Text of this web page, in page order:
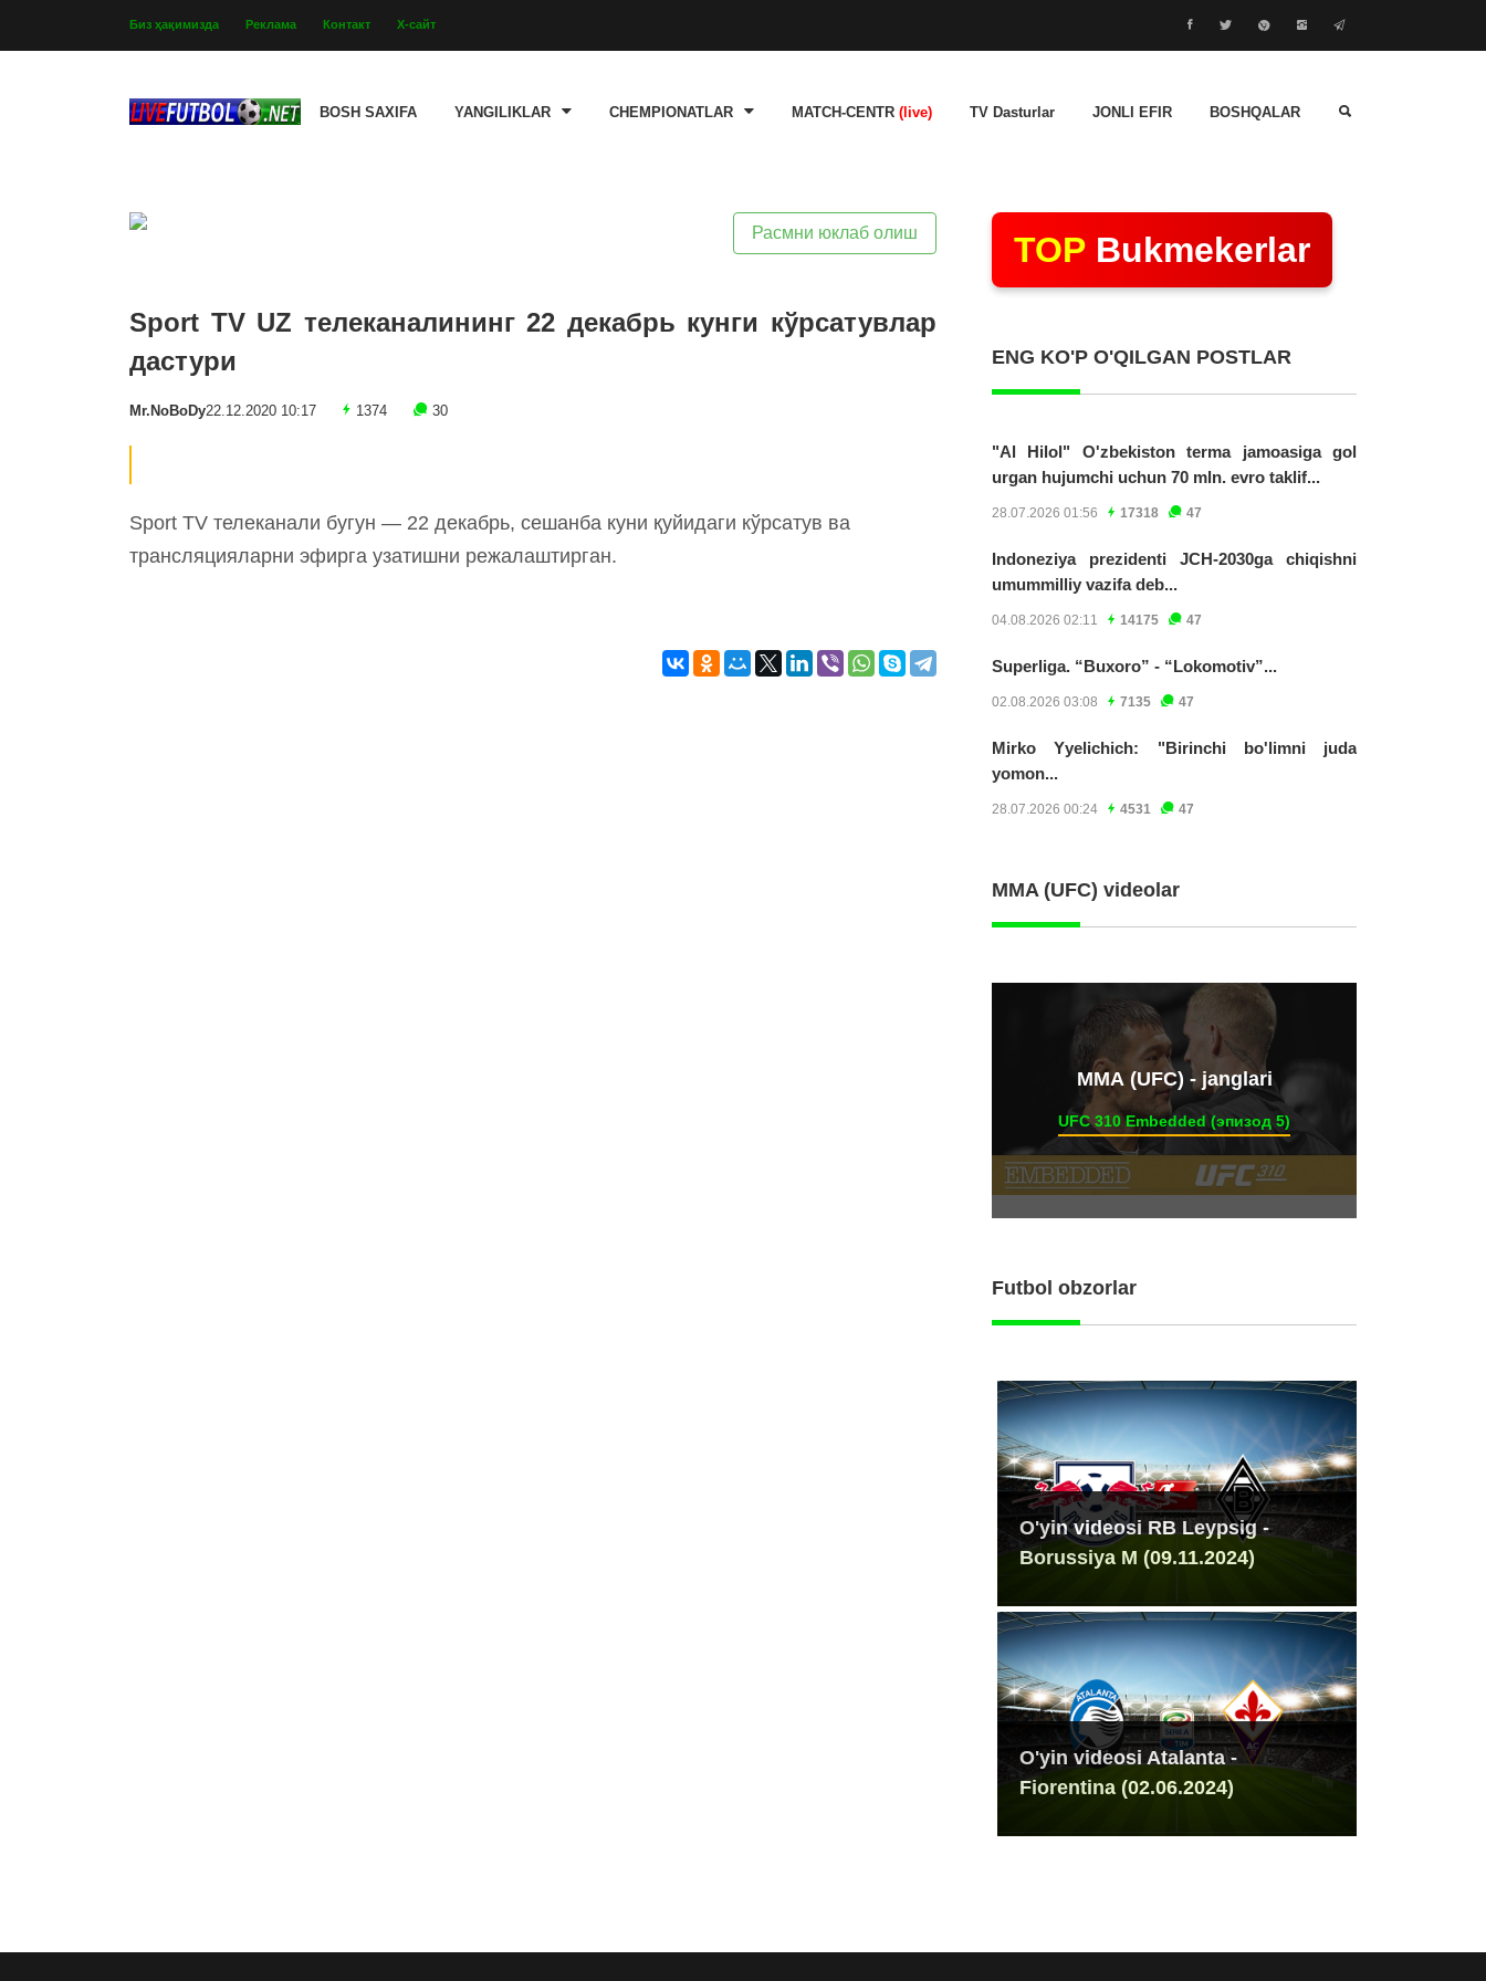
Биз ҳақимизда Реклама Контакт Х-сайт
BOSH SAXIFA YANGILIKLAR CHEMPIONATLAR MATCH-CENTR (live) TV Dasturlar JONLI EFIR BOSHQALAR
Расмни юклаб олиш
Sport TV UZ телеканалининг 22 декабрь кунги кўрсатувлар
дастури
Mr.NoBoDy22.12.2020 10:17 1374 30
Sport TV телеканали бугун — 22 декабрь, сешанба куни қуйидаги кўрсатув ва
трансляцияларни эфирга узатишни режалаштирган.
TOP Bukmekerlar
ENG KO'P O'QILGAN POSTLAR
"Al Hilol" O'zbekiston terma jamoasiga gol
urgan hujumchi uchun 70 mln. evro taklif...
28.07.2026 01:56 17318 47
Indoneziya prezidenti JCH-2030ga chiqishni
umummilliy vazifa deb...
04.08.2026 02:11 14175 47
Superliga. “Buxoro” - “Lokomotiv”...
02.08.2026 03:08 7135 47
Mirko Yyelichich: "Birinchi bo'limni juda
yomon...
28.07.2026 00:24 4531 47
MMA (UFC) videolar
ММА (UFC) - janglari
UFC 310 Embedded (эпизод 5)
Futbol obzorlar
O'yin videosi RB Leypsig -
Borussiya M (09.11.2024)
O'yin videosi Atalanta -
Fiorentina (02.06.2024)